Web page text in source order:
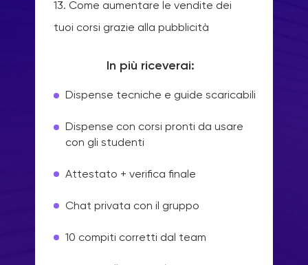
13. Come aumentare le vendite dei
tuoi corsi grazie alla pubblicità
Dispense tecniche e guide scaricabili
Dispense con corsi pronti da usare
con gli studenti
Attestato + verifica finale
Chat privata con il gruppo
10 compiti corretti dal team
In più riceverai: